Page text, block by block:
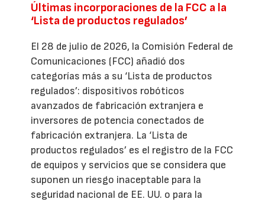
Últimas incorporaciones de la FCC a la
‘Lista de productos regulados’
El 28 de julio de 2026, la Comisión Federal de
Comunicaciones (FCC) añadió dos
categorías más a su ‘Lista de productos
regulados’: dispositivos robóticos
avanzados de fabricación extranjera e
inversores de potencia conectados de
fabricación extranjera. La ‘Lista de
productos regulados’ es el registro de la FCC
de equipos y servicios que se considera que
suponen un riesgo inaceptable para la
seguridad nacional de EE. UU. o para la